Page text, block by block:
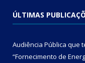
ÚLTIMAS
Audiência Pública que
“Fornecimento de